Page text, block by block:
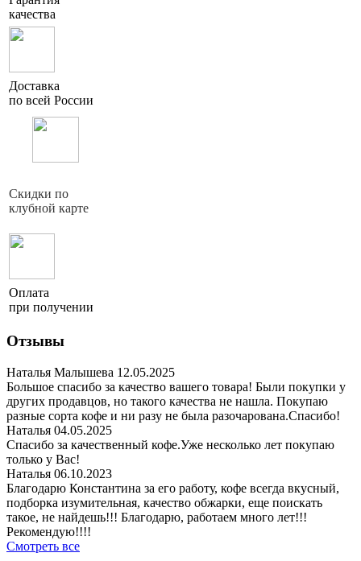
качества
Доставка
по всей России
Скидки по
клубной карте
Оплата
при получении
Отзывы
Наталья Малышева 12.05.2025
Большое спасибо за качество вашего товара! Были покупки у
других продавцов, но такого качества не нашла. Покупаю
разные сорта кофе и ни разу не была разочарована.Спасибо!
Наталья 04.05.2025
Спасибо за качественный кофе.Уже несколько лет покупаю
только у Вас!
Наталья 06.10.2023
Благодарю Константина за его работу, кофе всегда вкусный,
подборка изумительная, качество обжарки, еще поискать
такое, не найдешь!!! Благодарю, работаем много лет!!!
Рекомендую!!!!
Смотреть все